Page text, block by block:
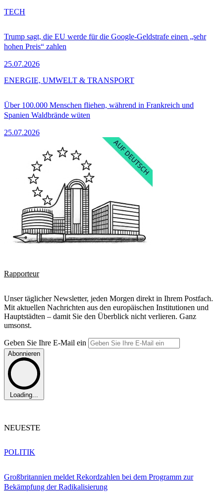
Trump sagt, die EU werde für die Google-Geldstrafe einen „sehr
hohen Preis“ zahlen
25.07.2026
TECH
Über 100.000 Menschen fliehen, während in Frankreich und
Spanien Waldbrände wüten
25.07.2026
ENERGIE, UMWELT & TRANSPORT
Rapporteur
Unser täglicher Newsletter, jeden Morgen direkt in Ihrem Postfach.
Mit aktuellen Nachrichten aus den europäischen Institutionen und
Hauptstädten – damit Sie den Überblick nicht verlieren. Ganz
umsonst.
Geben Sie Ihre E-Mail ein
Abonnieren
Loading...
NEUESTE
Großbritannien meldet Rekordzahlen bei dem Programm zur
Bekämpfung der Radikalisierung
POLITIK